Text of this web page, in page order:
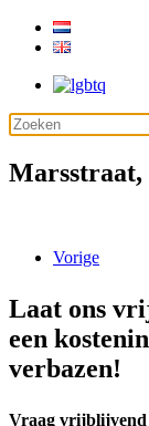
Vorige
Laat ons
een
verbazen!
Vraag vrijblijvend